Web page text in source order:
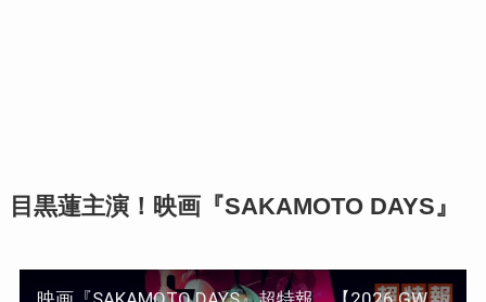
目黒蓮主演！映画『SAKAMOTO DAYS』